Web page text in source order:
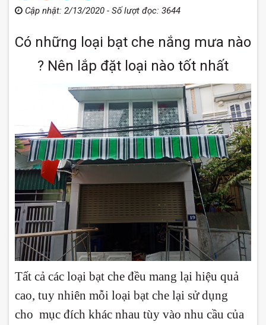
i
Cập nhật: 2/13/2020 - Số lượt đọc: 3644
Có những loại bạt che nắng mưa nào
? Nên lắp đặt loại nào tốt nhất
Tất cả các loại bạt che đều mang lại hiệu quả
cao, tuy nhiên mỗi loại bạt che lại sử dụng
cho mục đích khác nhau tùy vào nhu cầu của